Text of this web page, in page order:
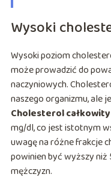
Wysoki
Wysoki poziom
może prowadzić do
naczyniowych.
naszego organizmu, ale
Cholesterol całkowity
mg/dl, co jest istotnym
uwagę na różne frakcje
powinien być wyższy
mężczyzn.